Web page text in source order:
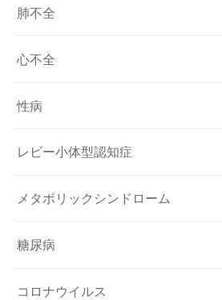
肺不全
心不全
性病
レビー小体型認知症
メタボリックシンドローム
糖尿病
コロナウイルス